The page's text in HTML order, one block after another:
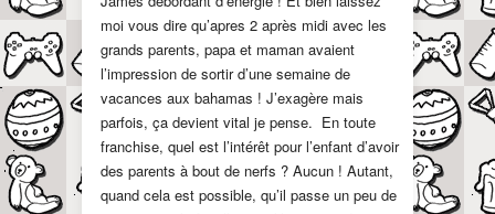
moi vous dire qu’apres 2 après midi avec les
grands parents, papa et maman avaient
l’impression de sortir d’une semaine de
vacances aux bahamas ! J’exagère mais
parfois, ça devient vital je pense. En toute
franchise, quel est l’intérêt pour l’enfant d’avoir
des parents à bout de nerfs ? Aucun ! Autant,
quand cela est possible, qu’il passe un peu de